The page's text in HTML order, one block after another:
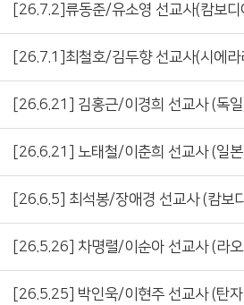
[26.7.2]류동준/유소영 선교사(캄보
[26.7.1]최철호/김두향 선교사(시에라
[26.6.21] 김홍근/이경희 선교사 (독
[26.6.21] 노태철/이춘희 선교사 (일
[26.6.5] 최석봉/장애경 선교사 (캄보
[26.5.26] 차명렬/이순아 선교사 (라
[26.5.25] 박인욱/이현주 선교사 (탄